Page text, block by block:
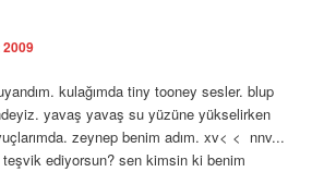
kulağımda tiny tooney sesler. blup
yavaş yavaş su yüzüne yükselirken
zeynep benim adım. xv< < nnv...
ediyorsun? sen kimsin ki benim